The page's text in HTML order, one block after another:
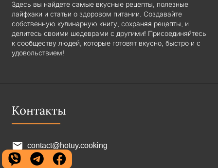
Здесь вы найдете самые вкусные рецепты, полезные
лайфхаки и статьи о здоровом питании. Создавайте
собственную кулинарную книгу, сохраняя рецепты, и
делитесь своими шедеврами с другими! Присоединяйтесь
к сообществу людей, которые готовят вкусно, быстро и с
удовольствием!
Контакты
contact@hotuy.cooking